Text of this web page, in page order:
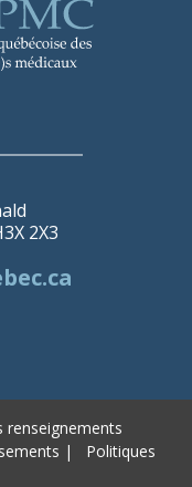
2X3
renseignements
| Politiques